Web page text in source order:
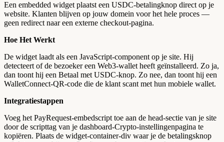
Een embedded widget plaatst een USDC-betalingknop direct op je
website. Klanten blijven op jouw domein voor het hele proces —
geen redirect naar een externe checkout-pagina.
Hoe Het Werkt
De widget laadt als een JavaScript-component op je site. Hij
detecteert of de bezoeker een Web3-wallet heeft geïnstalleerd. Zo ja,
dan toont hij een Betaal met USDC-knop. Zo nee, dan toont hij een
WalletConnect-QR-code die de klant scant met hun mobiele wallet.
Integratiestappen
Voeg het PayRequest-embedscript toe aan de head-sectie van je site
door de scripttag van je dashboard-Crypto-instellingenpagina te
kopiëren. Plaats de widget-container-div waar je de betalingsknop